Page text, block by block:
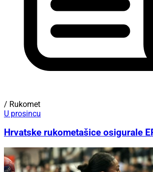
/ Rukomet
U prosincu
Hrvatske rukometašice osigurale